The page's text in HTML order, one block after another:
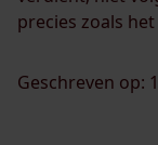
precies zoals
Geschreven op: